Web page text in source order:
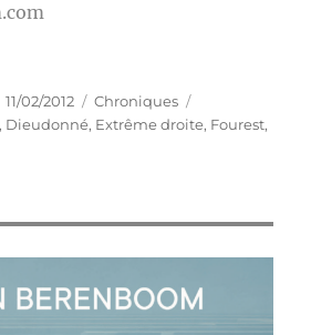
Publié
le
11/02/2012 Catégories
Chroniques
, Dieudonné, Extrême droite, Fourest,